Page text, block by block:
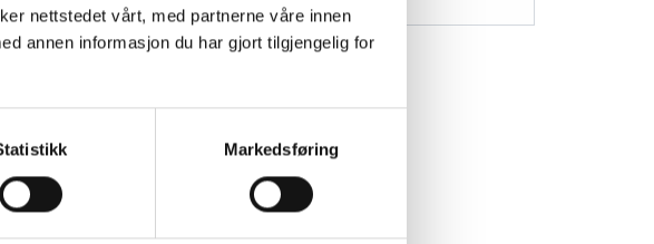
nettstedet vårt, med partnerne våre innen
annen informasjon du har gjort tilgjengelig for
Markedsføring